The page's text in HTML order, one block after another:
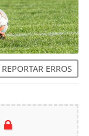
REPORTAR ERROS